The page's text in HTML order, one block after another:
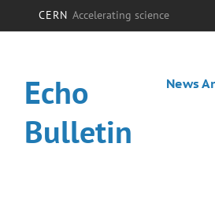
CERN Accelerating science
Echo
Bulletin
News